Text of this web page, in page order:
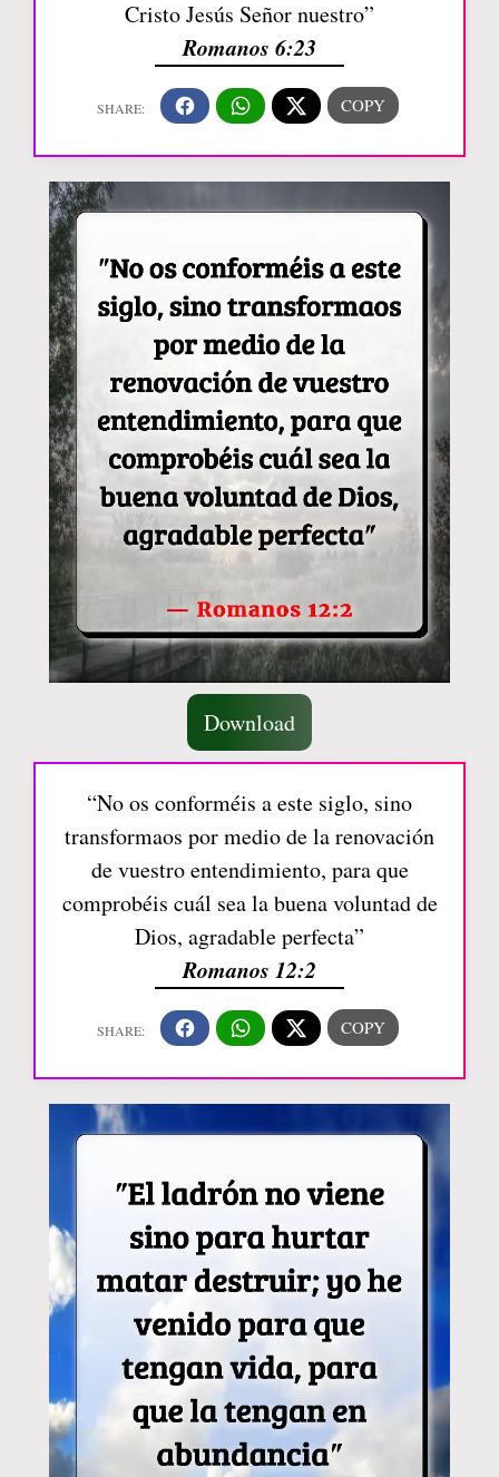
Cristo Jesús Señor nuestro”
Romanos 6:23
Download
“No os conforméis a este siglo, sino
transformaos por medio de la renovación
de vuestro entendimiento, para que
comprobéis cuál sea la buena voluntad de
Dios, agradable perfecta”
Romanos 12:2